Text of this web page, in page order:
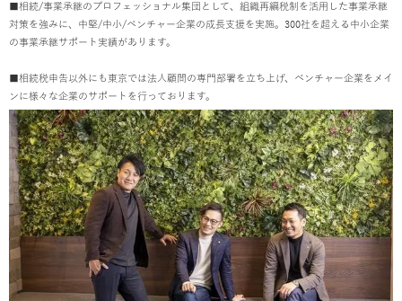
■相続/事業承継のプロフェッショナル集団として、組織再編税制を活用した事業承継
対策を強みに、中堅/中小/ベンチャー企業の成長支援を実施。300社を超える中小企業
の事業承継サポート実績があります。
■相続税申告以外にも東京では法人顧問の専門部署を立ち上げ、ベンチャー企業をメイ
ンに様々な企業のサポートを行っております。